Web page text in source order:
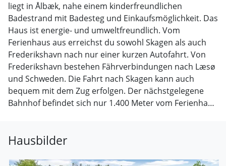
liegt in Ålbæk, nahe einem kinderfreundlichen
Badestrand mit Badesteg und Einkaufsmöglichkeit. Das
Haus ist energie- und umweltfreundlich. Vom
Ferienhaus aus erreichst du sowohl Skagen als auch
Frederikshavn nach nur einer kurzen Autofahrt. Von
Frederikshavn bestehen Fährverbindungen nach Læsø
und Schweden. Die Fahrt nach Skagen kann auch
bequem mit dem Zug erfolgen. Der nächstgelegene
Bahnhof befindet sich nur 1.400 Meter vom Ferienhaus
einer landschaftlich reizvollen Umgebung verbringen
Hausbilder